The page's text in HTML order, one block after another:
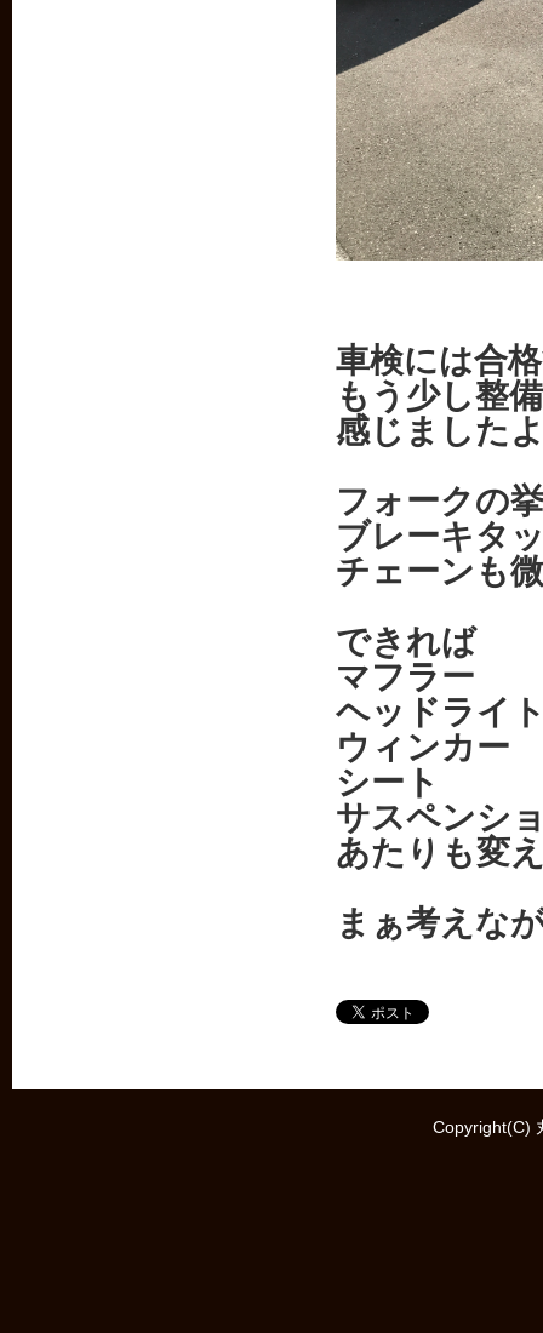
車検には合
もう少し整
感じました
フォークの
ブレーキタ
チェーンも
できれば
マフラー
ヘッドライ
ウィンカー
シート
サスペンシ
あたりも変
まぁ考えな
Copyright(C)